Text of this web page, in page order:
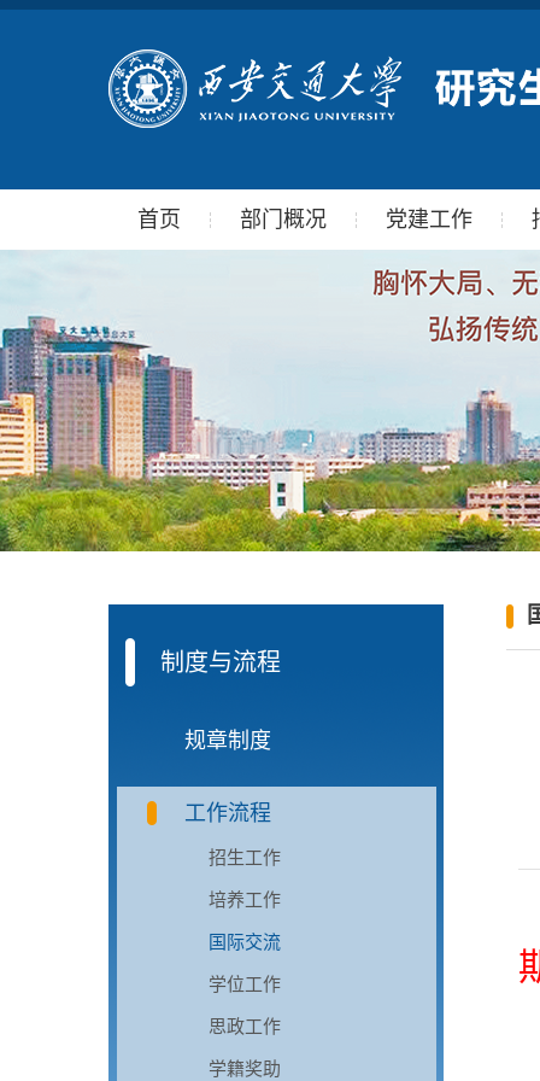
首页 部门概况 党建工作
制度与流程
规章制度
工作流程
招生工作
培养工作
国际交流
学位工作
思政工作
学籍奖助